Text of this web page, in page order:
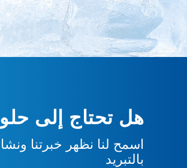
هل تحتاج إلى
اسمح لنا نظهر خبرتنا
بالتبريد